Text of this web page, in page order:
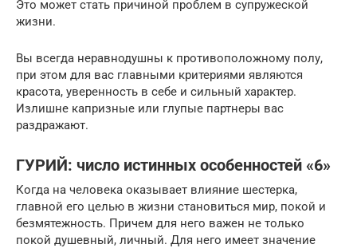
Это может стать причиной проблем в супружеской
жизни.
Вы всегда неравнодушны к противоположному полу,
при этом для вас главными критериями являются
красота, уверенность в себе и сильный характер.
Излишне капризные или глупые партнеры вас
раздражают.
ГУРИЙ: число истинных особенностей «6»
Когда на человека оказывает влияние шестерка,
главной его целью в жизни становиться мир, покой и
безмятежность. Причем для него важен не только
покой душевный, личный. Для него имеет значение